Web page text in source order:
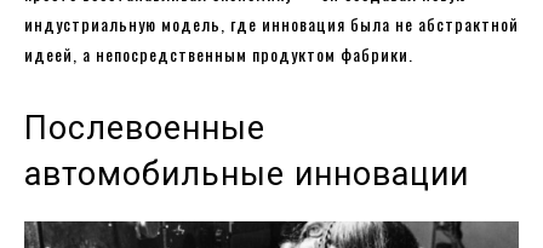
индустриальную модель, где инновация была не абстрактной
идеей, а непосредственным продуктом фабрики.
Послевоенные
автомобильные инновации